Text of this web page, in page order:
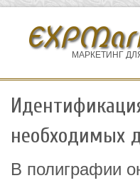
МАРКЕТИНГ
необходимых
В полиграфии